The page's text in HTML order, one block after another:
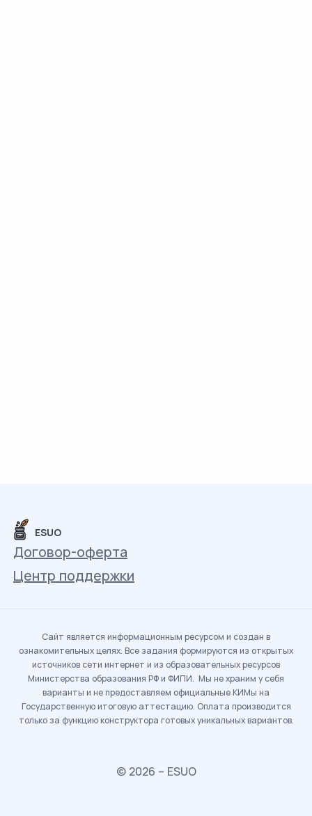
ESUO
Договор-оферта
Центр поддержки
Сайт является информационным ресурсом и создан в
ознакомительных целях. Все задания формируются из открытых
источников сети интернет и из образовательных ресурсов
Министерства образования РФ и ФИПИ. Мы не храним у себя
варианты и не предоставляем официальные КИМы на
Государственную итоговую аттестацию. Оплата производится
только за функцию конструктора готовых уникальных вариантов.
© 2026 – ESUO